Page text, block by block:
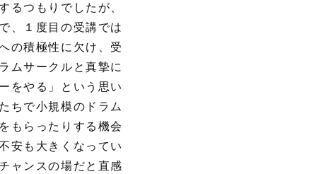
るつもりでしたが、
、１度目の受講では
の積極性に欠け、受
ムサークルと真摯に
をやる」という思い
ちで小規模のドラム
もらったりする機会
安も大きくなってい
ャンスの場だと直感